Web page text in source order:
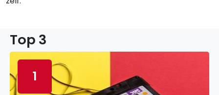
Top 3
1